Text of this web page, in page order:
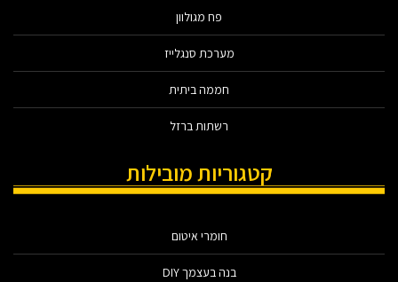
פח מגולוון
מערכת סנגלייז
חממה ביתית
רשתות ברזל
קטגוריות מובילות
חומרי איטום
בנה בעצמך DIY